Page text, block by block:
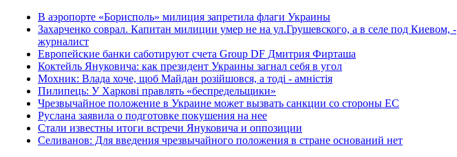
В аэропорте «Борисполь» милиция запретила флаги Украины
Захарченко соврал. Капитан милиции умер не на ул.Грушевского, а в селе под Киевом, -
журналист
Европейские банки cаботируют счета Group DF Дмитрия Фирташа
Коктейль Януковича: как президент Украины загнал себя в угол
Мохник: Влада хоче, щоб Майдан розійшовся, а тоді - амністія
Пилипець: У Харкові правлять «беспредельщики»
Чрезвычайное положение в Украине может вызвать санкции со стороны ЕС
Руслана заявила о подготовке покушения на нее
Стали известны итоги встречи Януковича и оппозиции
Селиванов: Для введения чрезвычайного положения в стране оснований нет